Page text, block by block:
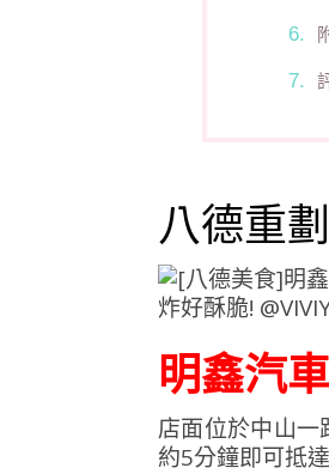
八德重
明鑫汽
店面位於中山一
約5分鐘即可抵